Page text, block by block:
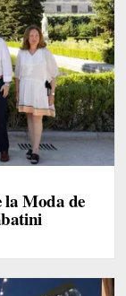
la Moda de